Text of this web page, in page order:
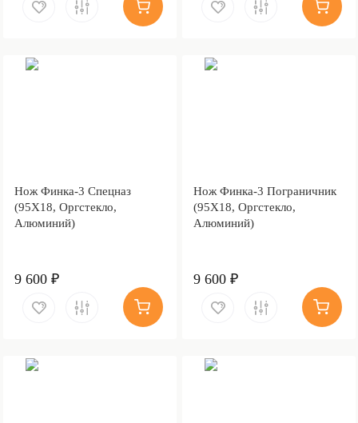
Нож Финка-3 Спецназ
(95Х18, Оргстекло,
Алюминий)
9 600 ₽
Нож Финка-3 Пограничник
(95Х18, Оргстекло,
Алюминий)
9 600 ₽